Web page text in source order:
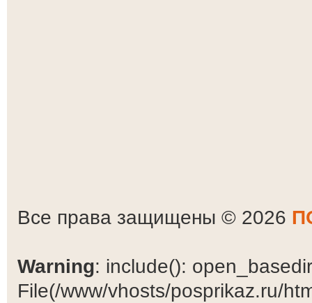
Все права защищены © 2026
Warning: include():
File(/www/vhosts/posprikaz.ru/